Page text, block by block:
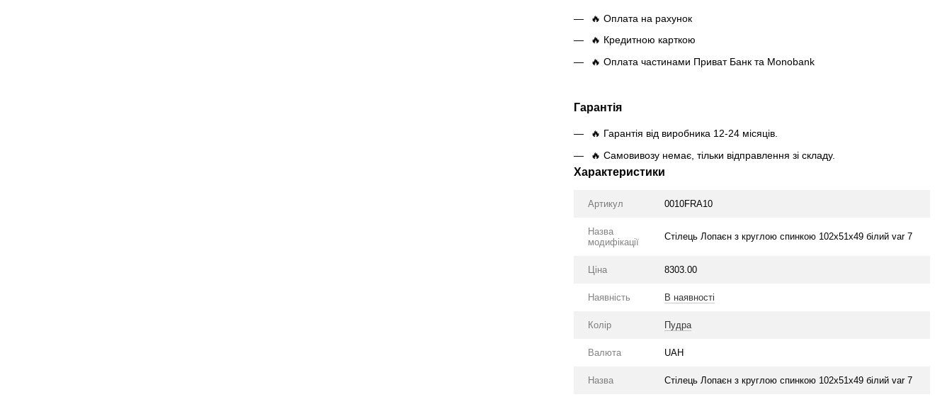
🔥 Оплата на рахунок
🔥 Кредитною карткою
🔥 Оплата частинами Приват Банк та Monobank
Гарантія
🔥 Гарантія від виробника 12-24 місяців.
🔥 Самовивозу немає, тільки відправлення зі складу.
Характеристики
Артикул 0010FRA10
Назва
модифікації
Стілець Лопаєн з круглою спинкою 102х51х49 білий var 7
Ціна 8303.00
Наявність В наявності
Колір Пудра
Валюта UAH
Назва Стілець Лопаєн з круглою спинкою 102х51х49 білий var 7